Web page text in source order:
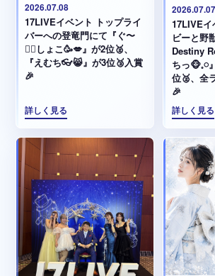
2026.07.08
17LIVEイベント トップライ
バーへの登竜門にて『ぐ〜
✊🏻‪しょこ🥳💋』が2位🥈、
『えむち👓😸』が3位🥉入賞
🎉
詳しく見る
2026.07.07
17LIVEイ
ビーと野
Destiny
ちっ🐵𓈒𓏸︎︎︎︎
位🥈、全
🎉
詳しく見る